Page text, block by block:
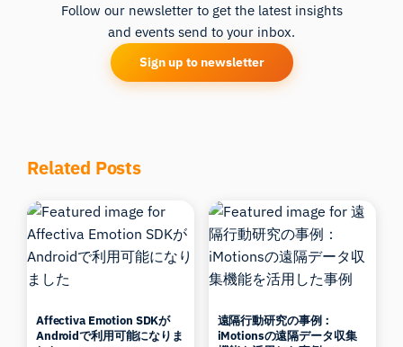
Follow our newsletter to get the latest insights
and events send to your inbox.
Sign up to newsletter
Related Posts
Affectiva Emotion SDKが
Androidで利用可能になりま
遠隔行動研究の事例：
iMotionsの遠隔データ収集